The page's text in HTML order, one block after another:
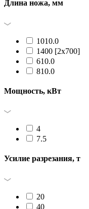
Длина ножа, мм
1010.0
1400 [2x700]
610.0
810.0
Мощность, кВт
4
7.5
Усилие разрезания, т
20
40